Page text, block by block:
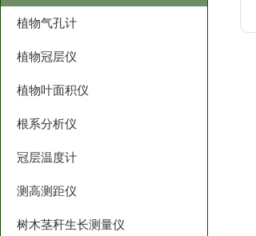
植物气孔计
植物冠层仪
植物叶面积仪
根系分析仪
冠层温度计
测高测距仪
树木茎秆生长测量仪